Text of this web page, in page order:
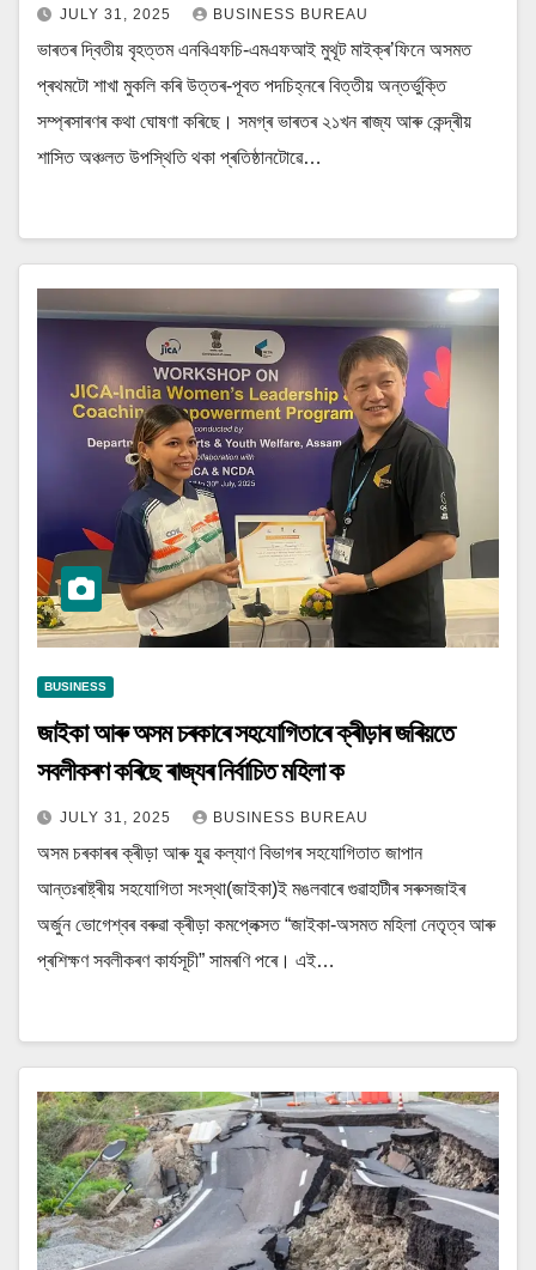
JULY 31, 2025 BUSINESS BUREAU
ভাৰতৰ দ্বিতীয় বৃহত্তম এনবিএফচি-এমএফআই মুথূট মাইক্ৰ’ফিনে অসমত
প্ৰথমটো শাখা মুকলি কৰি উত্তৰ-পূবত পদচিহ্নৰে বিত্তীয় অন্তৰ্ভুক্তি
সম্প্ৰসাৰণৰ কথা ঘোষণা কৰিছে। সমগ্ৰ ভাৰতৰ ২১খন ৰাজ্য আৰু কেন্দ্ৰীয়
শাসিত অঞ্চলত উপস্থিতি থকা প্ৰতিষ্ঠানটোৱে…
BUSINESS
জাইকা আৰু অসম চৰকাৰে সহযোগিতাৰে ক্ৰীড়াৰ জৰিয়তে
সবলীকৰণ কৰিছে ৰাজ্যৰ নিৰ্বাচিত মহিলা ক
JULY 31, 2025 BUSINESS BUREAU
অসম চৰকাৰৰ ক্ৰীড়া আৰু যুৱ কল্যাণ বিভাগৰ সহযোগিতাত জাপান
আন্তঃৰাষ্ট্ৰীয় সহযোগিতা সংস্থা(জাইকা)ই মঙলবাৰে গুৱাহাটীৰ সৰুসজাইৰ
অৰ্জুন ভোগেশ্বৰ বৰুৱা ক্ৰীড়া কমপ্লেক্সত “জাইকা-অসমত মহিলা নেতৃত্ব আৰু
প্ৰশিক্ষণ সবলীকৰণ কাৰ্যসূচী” সামৰণি পৰে। এই…